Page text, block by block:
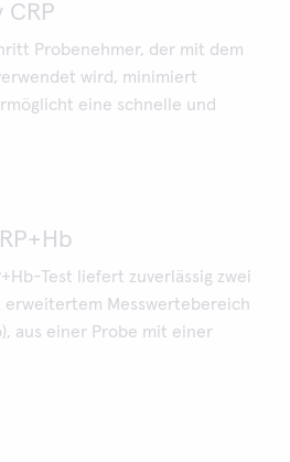
CRP
Probenehmer, der mit dem
wird, minimiert
eine schnelle und
Test liefert zuverlässig zwei
erweitertem Messwertebereich
aus einer Probe mit einer